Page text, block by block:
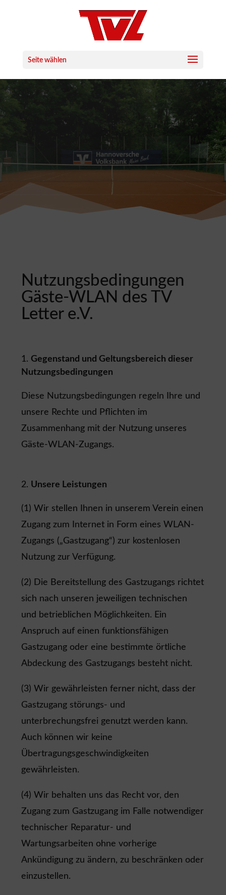
Seite wählen
Nutzungsbedingungen
Gäste-WLAN des TV
Letter e.V.
Gegenstand und Geltungsbereich dieser
Nutzungsbedingungen
Diese Nutzungsbedingungen regeln Ihre und
unsere Rechte und Pflichten im
Zusammenhang mit der Nutzung unseres
Gäste-WLAN-Zugangs.
Unsere Leistungen
(1) Wir stellen Ihnen in unserem Verein einen
Zugang zum Internet in Form eines WLAN-
Zugangs („Gastzugang“) zur kostenlosen
Nutzung zur Verfügung.
(2) Die Bereitstellung des Gastzugangs richtet
sich nach unseren jeweiligen technischen
und betrieblichen Möglichkeiten. Ein
Anspruch auf einen funktionsfähigen
Gastzugang oder eine bestimmte örtliche
Abdeckung des Gastzugangs besteht nicht.
(3) Wir gewährleisten ferner nicht, dass der
Gastzugang störungs- und
unterbrechungsfrei genutzt werden kann.
Auch können wir keine
Übertragungsgeschwindigkeiten
gewährleisten.
(4) Wir behalten uns das Recht vor, den
Zugang zum Gastzugang im Falle notwendiger
technischer Reparatur- und
Wartungsarbeiten ohne vorherige
Ankündigung zu ändern, zu beschränken oder
einzustellen.